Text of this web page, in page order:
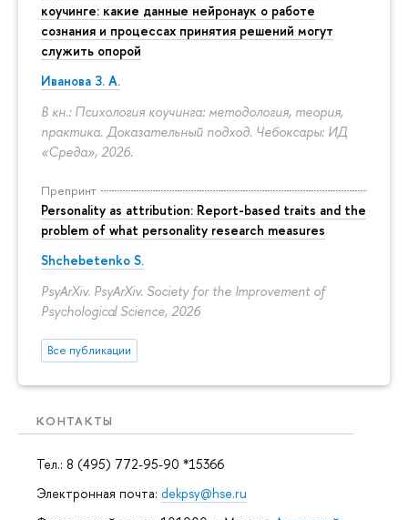
коучинге: какие данные нейронаук о работе
сознания и процессах принятия решений могут
служить опорой
Иванова З. А.
В кн.: Психология коучинга: методология, теория,
практика. Доказательный подход. Чебоксары: ИД
«Среда», 2026.
Препринт
Personality as attribution: Report-based traits and the
problem of what personality research measures
Shchebetenko S.
PsyArXiv. PsyArXiv. Society for the Improvement of
Psychological Science, 2026
Все публикации
КОНТАКТЫ
Тел.: 8 (495) 772-95-90 *15366
Электронная почта: dekpsy@hse.ru